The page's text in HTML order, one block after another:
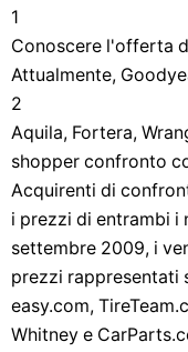
1
Conoscere l'offerta
Attualmente,
2
Aquila, Fortera,
shopper confronto
Acquirenti di
i prezzi di entrambi i
settembre 2009, i
prezzi rappresentati
easy.com,
Whitney e